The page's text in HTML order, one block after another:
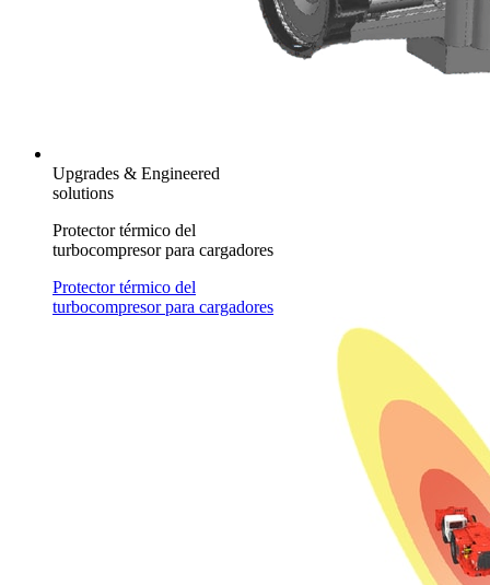
Upgrades & Engineered
solutions
Protector térmico del
turbocompresor para cargadores
Protector térmico del
turbocompresor para cargadores